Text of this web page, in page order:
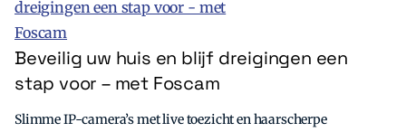
Beveilig uw huis en blijf dreigingen een
stap voor – met Foscam
Slimme IP-camera’s met live toezicht en haarscherpe